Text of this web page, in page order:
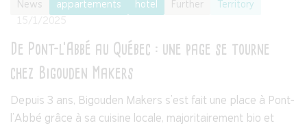
News appartements hotel Further
Territory
De Pont-l’Abbé au Québec : une page se tourne
chez Bigouden Makers
Depuis 3 ans, Bigouden Makers s’est fait une place à Pont-
l’Abbé grâce à sa cuisine locale, majoritairement bio et